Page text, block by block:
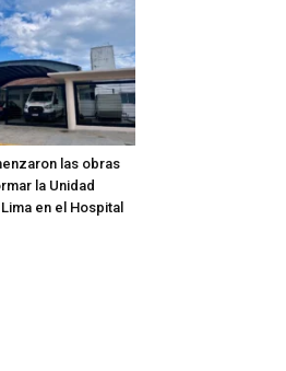
las obras
la Unidad
en el Hospital